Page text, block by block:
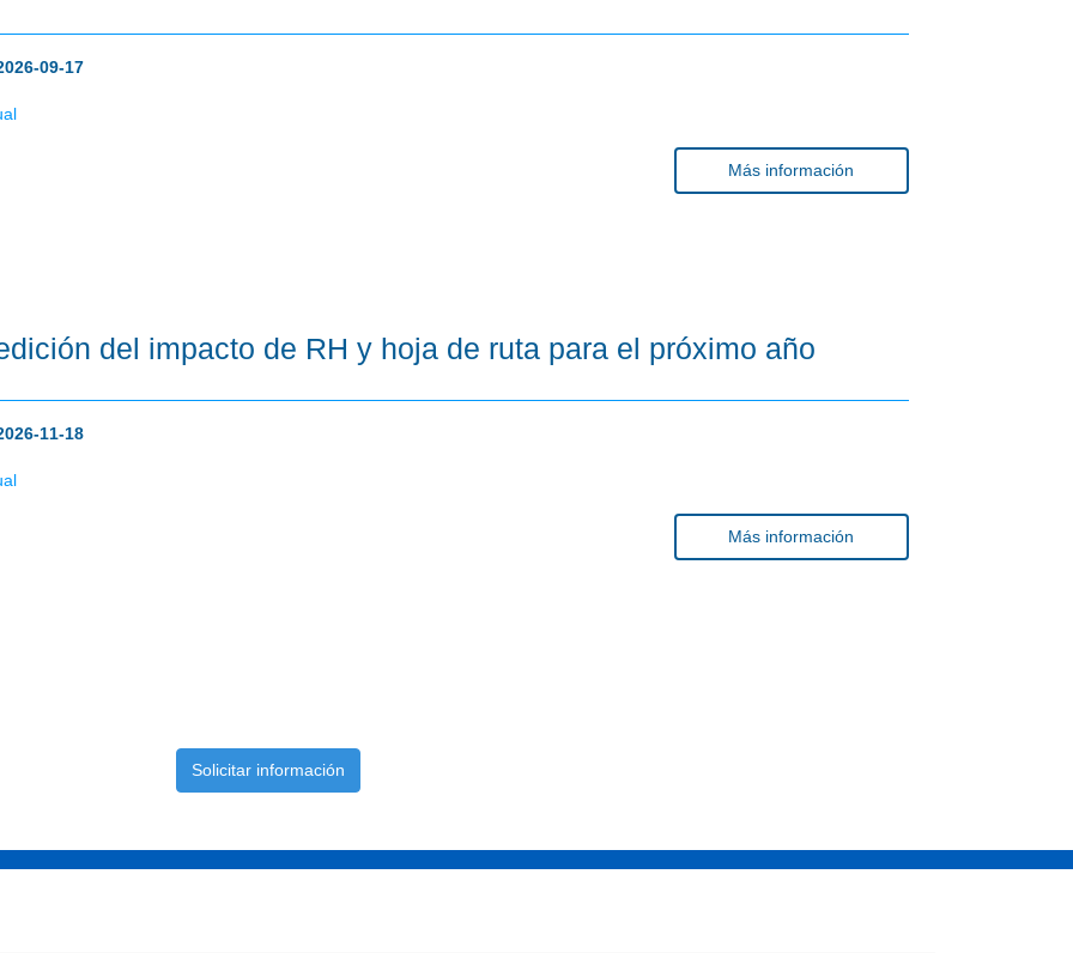
09-17
Más información
del impacto de RH y hoja de ruta para el próximo año
11-18
Más información
Solicitar información